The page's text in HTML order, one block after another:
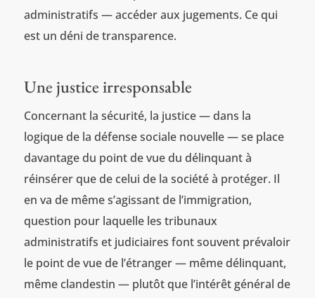
administratifs — accéder aux jugements. Ce qui
est un déni de transparence.
Une justice irresponsable
Concernant la sécurité, la justice — dans la
logique de la défense sociale nouvelle — se place
davantage du point de vue du délinquant à
réinsérer que de celui de la société à protéger. Il
en va de même s’agissant de l’immigration,
question pour laquelle les tribunaux
administratifs et judiciaires font souvent prévaloir
le point de vue de l’étranger — même délinquant,
même clandestin — plutôt que l’intérêt général de